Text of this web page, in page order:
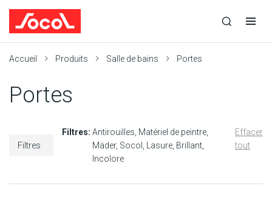
recherche
recherche
navigation
Accueil Produits Salle de bains Portes
Portes
Filtres
Filtres: Antirouilles Matériel de peintre
Mäder Socol Lasure Brillant
Incolore
Effacer
tout